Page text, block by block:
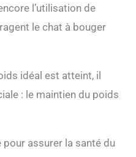
l’utilisation de
le chat à bouger
idéal est atteint, il
: le maintien du poids
assurer la santé du